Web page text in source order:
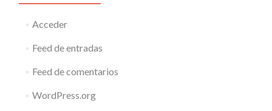
Acceder
Feed de entradas
Feed de comentarios
WordPress.org